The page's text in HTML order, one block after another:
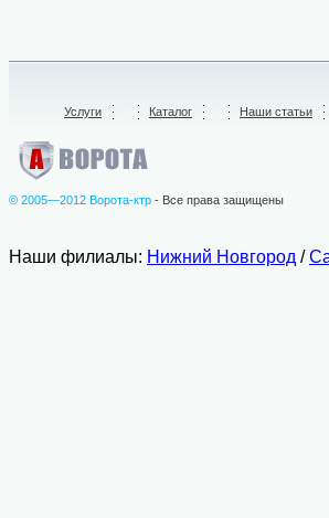
Услуги Каталог Наши статьи
© 2005—2012 Ворота-ктр - Все права защищены
Наши филиалы: Нижний Новгород /